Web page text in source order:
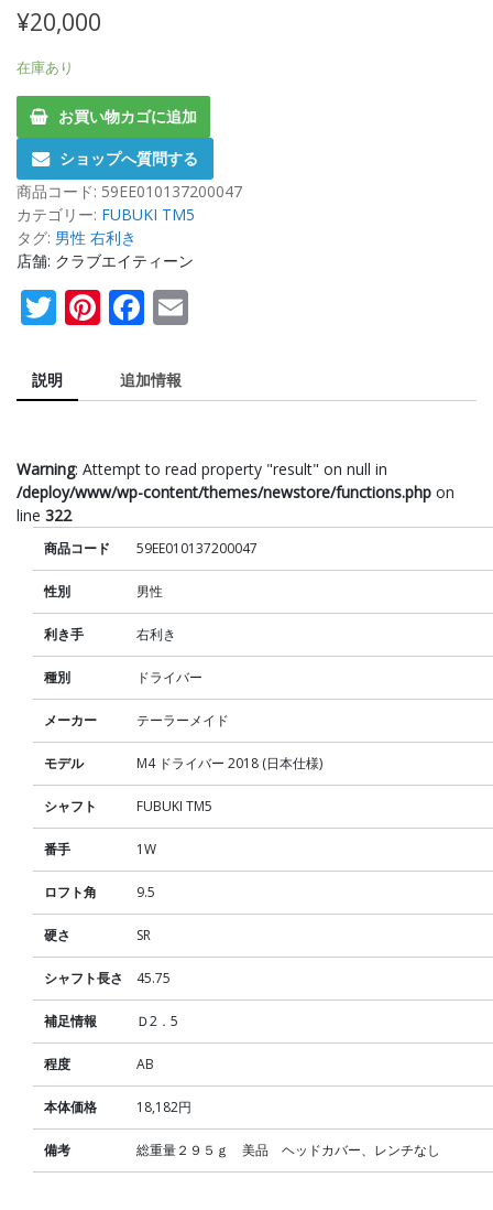
¥20,000
在庫あり
お買い物カゴに追加
ショップへ質問する
商品コード: 59EE010137200047
カテゴリー: FUBUKI TM5
タグ: 男性 右利き
店舗: クラブエイティーン
Twitter
Pinterest
Facebook
説明 追加情報
Warning: Attempt to read property "result" on null in
/deploy/www/wp-content/themes/newstore/functions.php on
line 322
商品コード 59EE010137200047
性別 男性
利き手 右利き
種別 ドライバー
メーカー テーラーメイド
モデル M4 ドライバー 2018 (日本仕様)
シャフト FUBUKI TM5
番手 1W
ロフト角 9.5
硬さ SR
シャフト長さ 45.75
補足情報 Ｄ2．5
程度 AB
本体価格 18,182円
備考 総重量２９５ｇ 美品 ヘッドカバー、レンチなし